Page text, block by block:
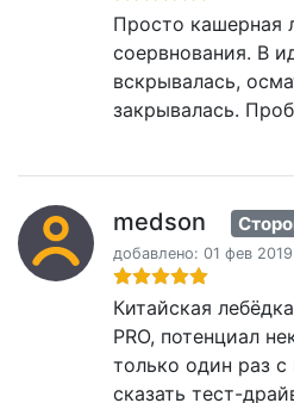
Просто кашерная
соервнования. В
вскрывалась,
закрывалась.
medson
добавлено: 01 фев 2019
Китайская
PRO, потенциал
только один раз с
сказать тест-